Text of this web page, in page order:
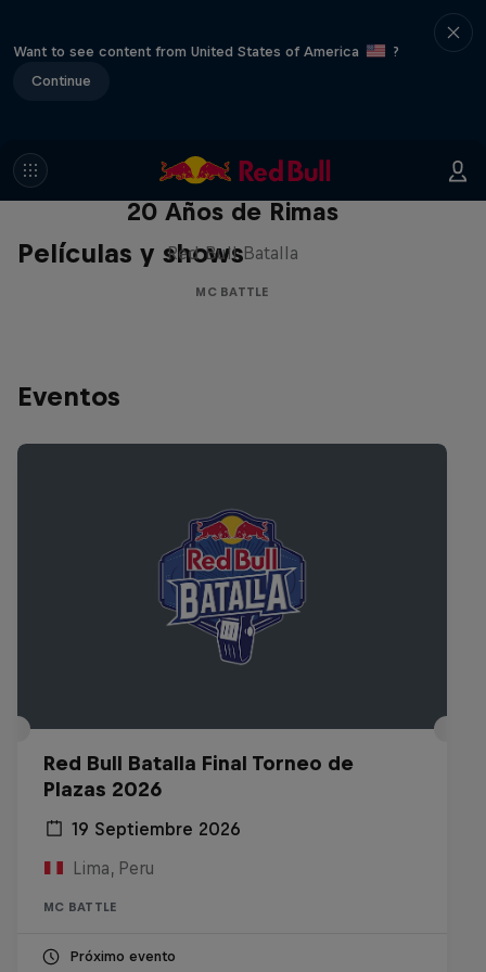
Want to see content from United States of America
?
Continue
Películas y shows
Red Bull Batalla Nueva Historia:
20 Años de Rimas
Red Bull Batalla
MC BATTLE
Eventos
Red Bull Batalla Final Torneo de
Plazas 2026
19 Septiembre 2026
Lima, Peru
MC BATTLE
Próximo evento